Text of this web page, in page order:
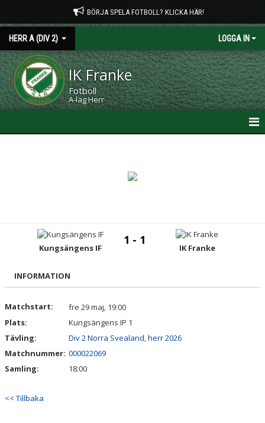
BÖRJA SPELA FOTBOLL? KLICKA HÄR!
HERR A (DIV 2) LOGGA IN
IK Franke
Fotboll
A-lag Herr
TRUPPEN
BILDGALLERI
KONTAKT
Kungsängens IF
1 - 1
IK Franke
INFORMATION
Matchstart:
fre 29 maj, 19:00
Plats:
Kungsängens IP 1
Tävling:
Div 2 Norra Svealand, herr 2026
Matchnummer: 000022069
Samling:
18:00
<< Tillbaka